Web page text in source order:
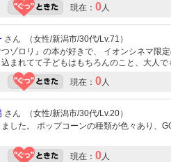
現在： 0人
さん （女性/新潟市/30代/Lv.71）
ゾロリ』の本が好きで、 イオンシネマ限
まれてて子どもはもちろんのこと、大人
現在： 0人
さん （女性/新潟市/30代/Lv.20）
した。 ポップコーンの種類が色々あり、
現在： 0人